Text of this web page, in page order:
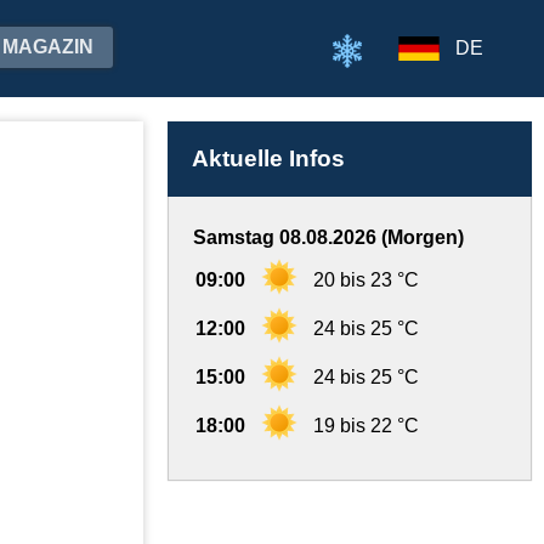
MAGAZIN DE
Aktuelle Infos
Samstag 08.08.2026 (Morgen)
09:00 20 bis 23 °C
12:00 24 bis 25 °C
15:00 24 bis 25 °C
18:00 19 bis 22 °C